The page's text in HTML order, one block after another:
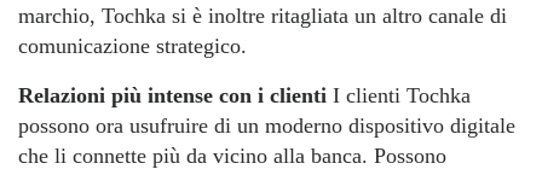
marchio, Tochka si è inoltre ritagliata un altro canale di
comunicazione strategico.
Relazioni più intense con i clienti I clienti Tochka
possono ora usufruire di un moderno dispositivo digitale
che li connette più da vicino alla banca. Possono